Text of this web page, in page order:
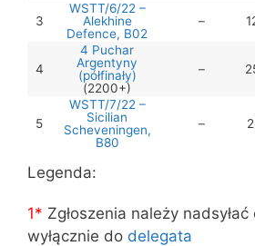
3
WSTT/6/22 –
Alekhine
Defence, B02
–
4
4 Puchar
Argentyny
(półfinały)
(2200+)
–
5
WSTT/7/22 –
Sicilian
Scheveningen,
B80
–
Legenda:
1* Zgłoszenia należy
wyłącznie do delegata